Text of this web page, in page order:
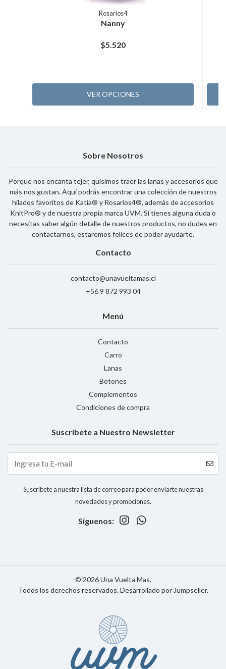
Rosarios4
Nanny
$5.520
VER OPCIONES
Sobre Nosotros
Porque nos encanta tejer, quisimos traer las lanas y accesorios que
más nos gustan. Aquí podrás encontrar una colección de nuestros
hilados favoritos de Katia® y Rosarios4®, además de accesorios
KnitPro® y de nuestra propia marca UVM. Si tienes alguna duda o
necesitas saber algún detalle de nuestros productos, no dudes en
contactarnos, estaremos felices de poder ayudarte.
Contacto
contacto@unavueltamas.cl
+56 9 872 993 04
Menú
Contacto
Carro
Lanas
Botones
Complementos
Condiciones de compra
Suscríbete a Nuestro Newsletter
Suscríbete a nuestra lista de correo para poder enviarte nuestras
novedades y promociones.
Síguenos:
© 2026 Una Vuelta Mas.
Todos los derechos reservados.Desarrollado por Jumpseller.